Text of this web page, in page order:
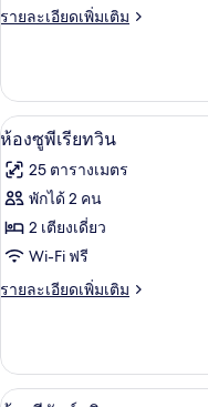
สแตนดาร์ด
รายละเอียดเพิ่มเติม
ราย
เกี่ยว
กับ
ห้อง
สแตนดาร์ด
ดับเบิล
เปิด
ภาพถ่าย
ทั้งหมด
ของ
ห้อง
ซู
เรีย
ทวิน
1
ห้องซูพีเรียทวิน
25 ตารางเมตร
พักได้ 2 คน
2 เตียงเดี่ยว
Wi-Fi ฟรี
รายละเอียดเพิ่มเติม
ราย
เกี่ยว
กับ